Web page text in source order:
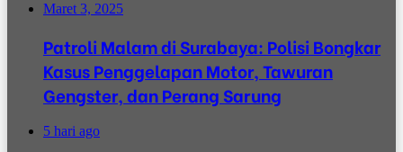
Maret 3, 2025
Patroli Malam di Surabaya: Polisi Bongkar
Kasus Penggelapan Motor, Tawuran
Gengster, dan Perang Sarung
5 hari ago